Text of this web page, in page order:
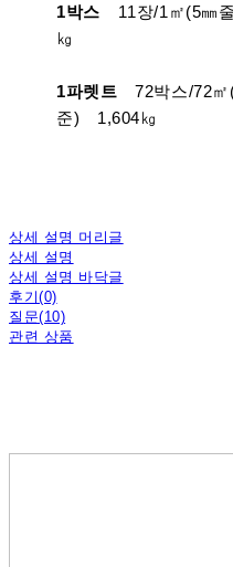
1박스
11장/1㎡(5㎜
㎏
1파렛트
72박스/72㎡
준) 1,604㎏
상세 설명 머리글
상세 설명
상세 설명 바닥글
후기(0)
질문(10)
관련 상품